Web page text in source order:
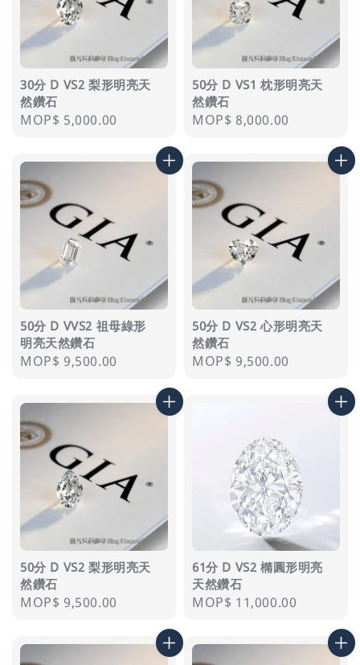
30分 D VS2 梨形明亮天
然鑽石
Regular
MOP$ 5,000.00
50分 D VS1 枕形明亮天
然鑽石
Regular
MOP$ 8,000.00
50分 D VVS2 祖母綠形
明亮天然鑽石
Regular
MOP$ 9,500.00
50分 D VS2 心形明亮天
然鑽石
Regular
MOP$ 9,500.00
50分 D VS2 梨形明亮天
然鑽石
Regular
MOP$ 9,500.00
61分 D VS2 橢圓形明亮
天然鑽石
Regular
MOP$ 11,000.00